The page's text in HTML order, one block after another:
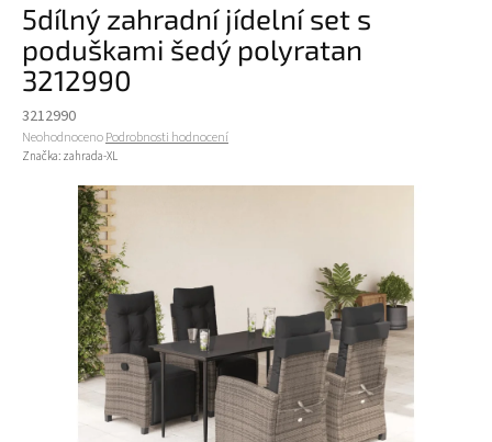
5dílný zahradní jídelní set s
poduškami šedý polyratan
3212990
3212990
Průměrné hodnocení produktu je 0,0 z 5 hvězdiček.
NeohodnocenoPodrobnosti hodnocení
Značka: zahrada-XL